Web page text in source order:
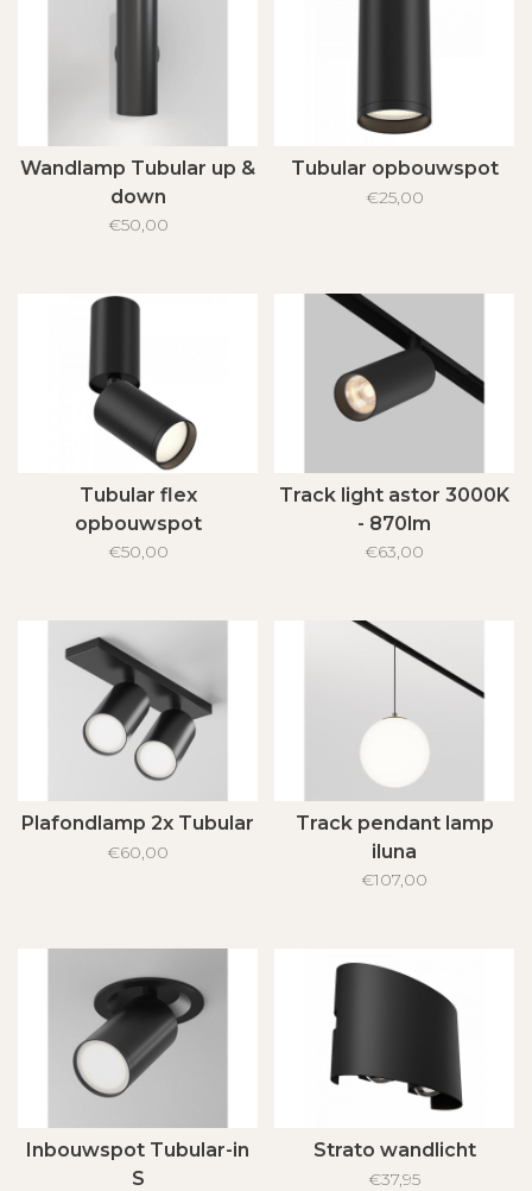
Wandlamp Tubular up &
down
€50,00
Tubular opbouwspot
€25,00
Tubular flex
opbouwspot
€50,00
Track light astor 3000K
- 870lm
€63,00
Plafondlamp 2x Tubular
€60,00
Track pendant lamp
iluna
€107,00
Inbouwspot Tubular-in
S
Strato wandlicht
€37,95